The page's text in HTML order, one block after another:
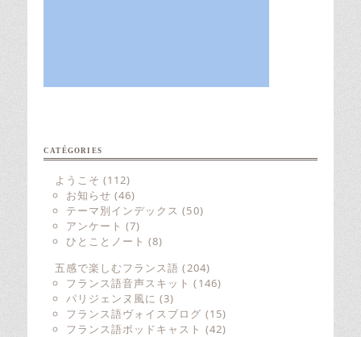
CATÉGORIES
ようこそ (112)
お知らせ (46)
テーマ別インデックス (50)
アンケート (7)
ひとことノート (8)
五感で楽しむフランス語 (204)
フランス語音声スキット (146)
パリジェンヌ風に (3)
フランス語ヴォイスブログ (15)
フランス語ポッドキャスト (42)